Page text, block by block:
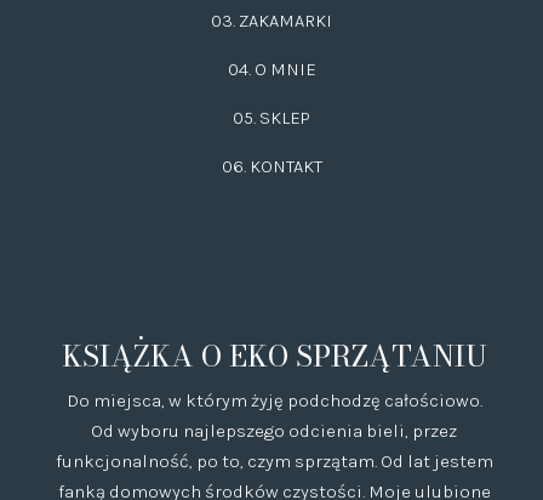
03. ZAKAMARKI
04. O MNIE
05. SKLEP
06. KONTAKT
KSIĄŻKA O EKO SPRZĄTANIU
Do miejsca, w którym żyję podchodzę całościowo.
Od wyboru najlepszego odcienia bieli, przez
funkcjonalność, po to, czym sprzątam. Od lat jestem
fanką domowych środków czystości. Moje ulubione